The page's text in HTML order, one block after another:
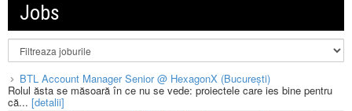
Jobs
BTL Account Manager Senior @ HexagonX (București)
Rolul ăsta se măsoară în ce nu se vede: proiectele care ies bine pentru
că... [detalii]